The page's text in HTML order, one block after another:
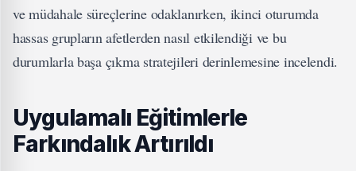
ve müdahale süreçlerine odaklanırken, ikinci oturumda
hassas grupların afetlerden nasıl etkilendiği ve bu
durumlarla başa çıkma stratejileri derinlemesine incelendi.
Uygulamalı Eğitimlerle
Farkındalık Artırıldı